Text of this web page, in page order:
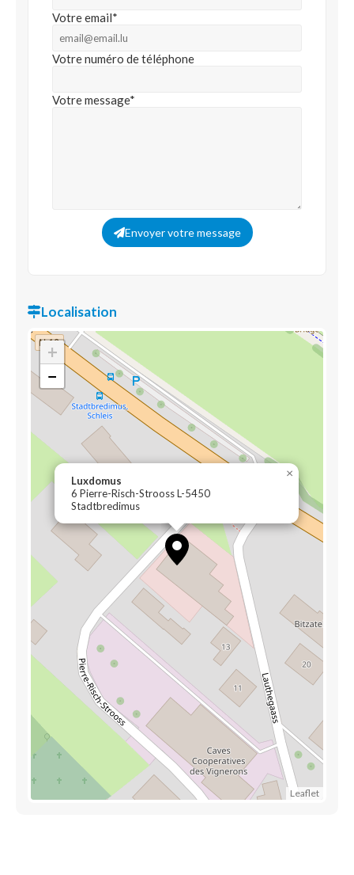
Votre email*
Votre numéro de téléphone
Votre message*
Envoyer votre message
Localisation
Luxdomus
6 Pierre-Risch-Strooss L-5450
Stadtbredimus
×
+
−
Leaflet